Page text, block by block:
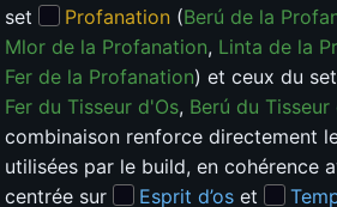
set
Profanation (Berú de la
Mlor de la Profanation, Linta de la
Fer de la Profanation) et ceux du
Fer du Tisseur d'Os, Berú du Tisseur
combinaison renforce directement
utilisées par le build, en cohérence
centrée sur
Esprit d’os et